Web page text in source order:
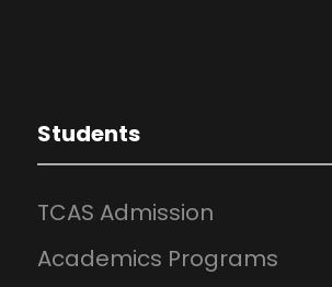
Students
TCAS Admission
Academics Programs